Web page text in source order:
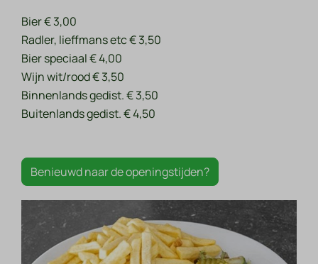
Bier € 3,00
Radler, lieffmans etc € 3,50
Bier speciaal € 4,00
Wijn wit/rood € 3,50
Binnenlands gedist. € 3,50
Buitenlands gedist. € 4,50
Benieuwd naar de openingstijden?